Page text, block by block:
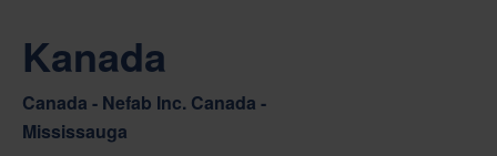
Kanada
Canada - Nefab Inc. Canada -
Mississauga